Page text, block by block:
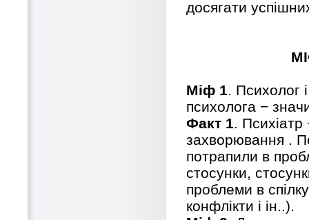
досягати
Міф 1. Психолог
психолога −
Факт 1. Психіатр
захворювання .
потрапили в
стосунки,
проблеми в
конфлікти і ін..).